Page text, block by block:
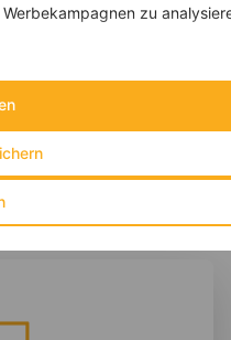
zu
›
kcal
86 g